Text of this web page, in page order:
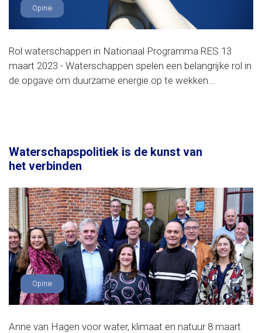
Opinie
Rol waterschappen in Nationaal Programma RES 13
maart 2023 - Waterschappen spelen een belangrijke rol in
de opgave om duurzame energie op te wekken...
Waterschapspolitiek is de kunst van
het verbinden
Opinie
Anne van Hagen voor water, klimaat en natuur 8 maart